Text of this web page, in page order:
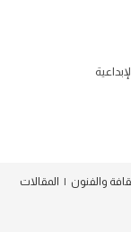
والفنون المقالات